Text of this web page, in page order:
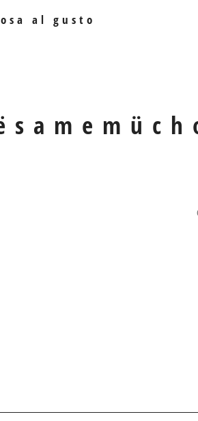
al gusto